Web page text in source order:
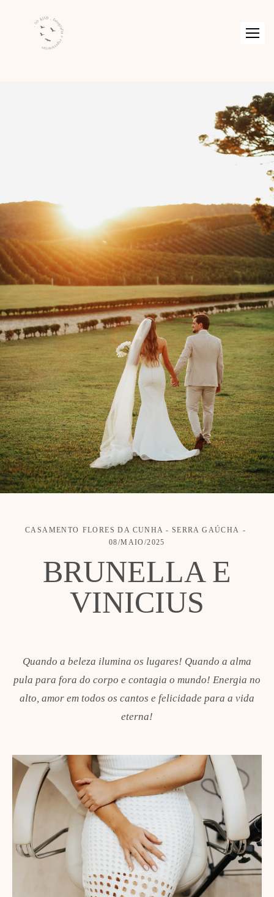
CASAMENTO FLORES DA CUNHA - SERRA GAÚCHA
08/MAIO/2025
BRUNELLA E
VINICIUS
Quando a beleza ilumina os lugares! Quando a alma
pula para fora do corpo e contagia o mundo! Energia no
alto, amor em todos os cantos e felicidade para a vida
eterna!